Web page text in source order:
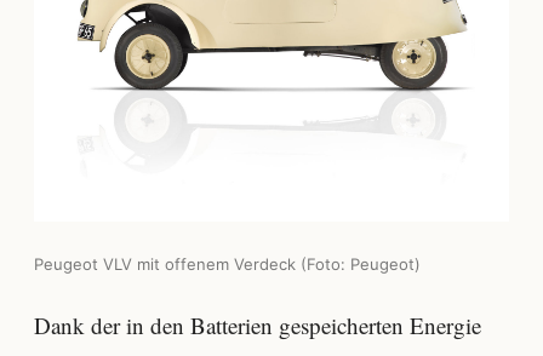
Peugeot VLV mit offenem Verdeck (Foto: Peugeot)
Dank der in den Batterien gespeicherten Energie